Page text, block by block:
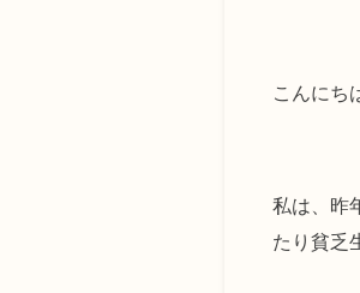
こんにち
私は、昨
たり貧乏